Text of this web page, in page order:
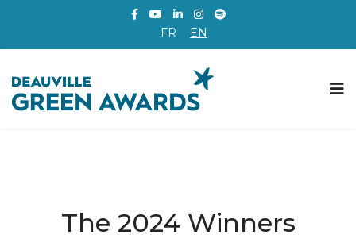
FR EN
The 2024 Winners